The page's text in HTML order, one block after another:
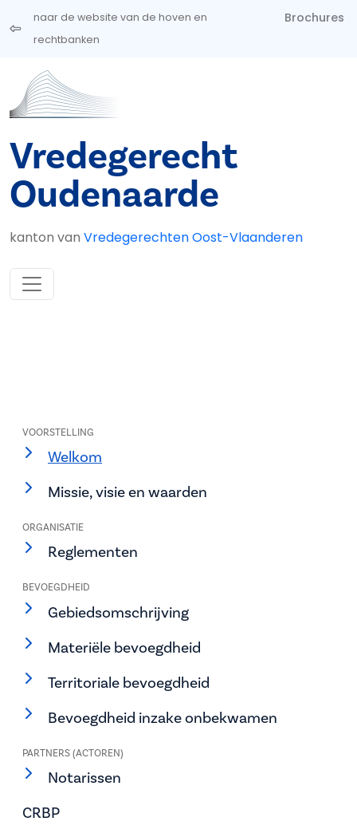
Overslaan en naar de inhoud gaan
naar de website van de hoven en
rechtbanken
Brochures
Vredegerecht
Oudenaarde
kanton van Vredegerechten Oost-Vlaanderen
VOORSTELLING
Welkom
Missie, visie en waarden
ORGANISATIE
Reglementen
BEVOEGDHEID
Gebiedsomschrijving
Materiële bevoegdheid
Territoriale bevoegdheid
Bevoegdheid inzake onbekwamen
PARTNERS (ACTOREN)
Notarissen
CRBP